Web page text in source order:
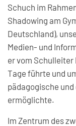
Schuch im
Shadowing am
Deutschland),
Medien- und
er vom Schulleiter
Tage führte und
pädagogische
ermöglichte.
Im Zentrum des